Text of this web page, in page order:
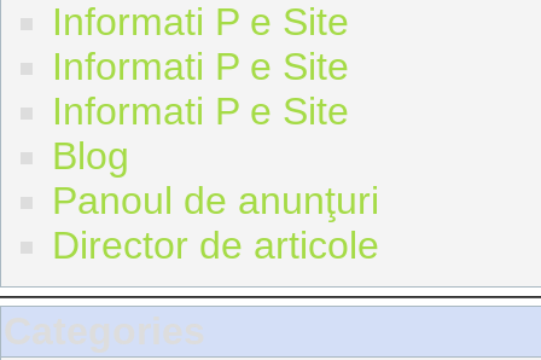
Informati P e Site
Informati P e Site
Informati P e Site
Blog
Panoul de anunţuri
Director de articole
Categories